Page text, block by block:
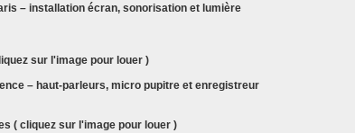
sur l'image pour louer )
( cliquez sur l'image pour louer )